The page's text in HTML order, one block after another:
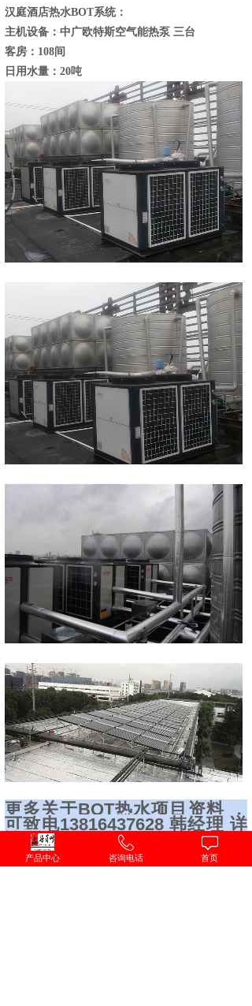
汉庭酒店热水BOT系统：
主机设备：中广欧特斯空气能热泵 三台
客房：108间
日用水量：20吨
更多关于BOT热水项目资料 ，
可致电13816437628 韩经理 详
谈！
产品中心 咨询电话 首页